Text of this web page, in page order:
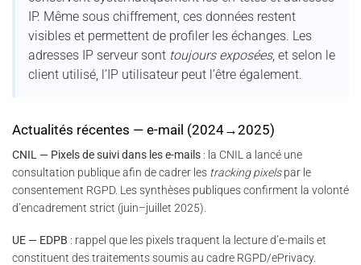
IP. Même sous chiffrement, ces données restent
visibles et permettent de profiler les échanges. Les
adresses IP serveur sont toujours exposées, et selon le
client utilisé, l’IP utilisateur peut l’être également.
Actualités récentes — e-mail (2024→2025)
CNIL — Pixels de suivi dans les e-mails : la CNIL a lancé une
consultation publique afin de cadrer les tracking pixelspar le
consentement RGPD. Les synthèses publiques confirment la volonté
d’encadrement strict (juin–juillet 2025).
UE — EDPB : rappel que les pixels traquent la lecture d’e-mails et
constituent des traitements soumis au cadre RGPD/ePrivacy.